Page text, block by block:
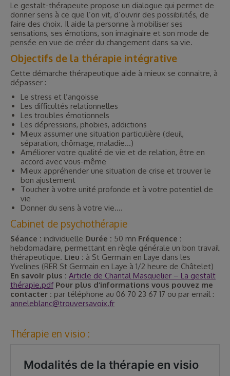
Le gestalt-thérapeute propose un dialogue qui permet de
donner sens à ce que l’on vit, d’ouvrir des possibilités, de
faire des choix. Il aide la personne à mobiliser ses
sensations, ses émotions, son imaginaire et son mode de
pensée en vue de créer du changement dans sa vie.
Objectifs de la thérapie intégrative
Cette démarche thérapeutique aide à mieux se connaitre, à
dépasser :
Le stress et l’angoisse
Les difficultés relationnelles
Les troubles émotionnels
Les dépressions, phobies, addictions
Mieux assumer une situation particulière (deuil,
séparation, chômage, maladie…)
Améliorer votre qualité de vie et de relation, être en
accord avec vous-même
Mieux appréhender une situation de crise et trouver le
bon ajustement
Toucher à votre unité profonde et à votre potentiel de
vie
Donner du sens à votre vie….
Cabinet de psychothérapie
Séance : individuelle Durée : 50 mn Fréquence :
hebdomadaire, permettant en règle générale un bon travail
thérapeutique. Lieu : à St Germain en Laye dans les
Yvelines (RER St Germain en Laye à 1/2 heure de Châtelet)
En savoir plus : Article de Chantal Masquelier – La gestalt
thérapie.pdf Pour plus d’informations vous pouvez me
contacter : par téléphone au 06 70 23 67 17 ou par email :
anneleblanc@trouversavoix.fr
Thérapie en visio :